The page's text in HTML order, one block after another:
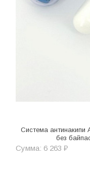
Система антинакипи
без
Сумма: 6 263 ₽